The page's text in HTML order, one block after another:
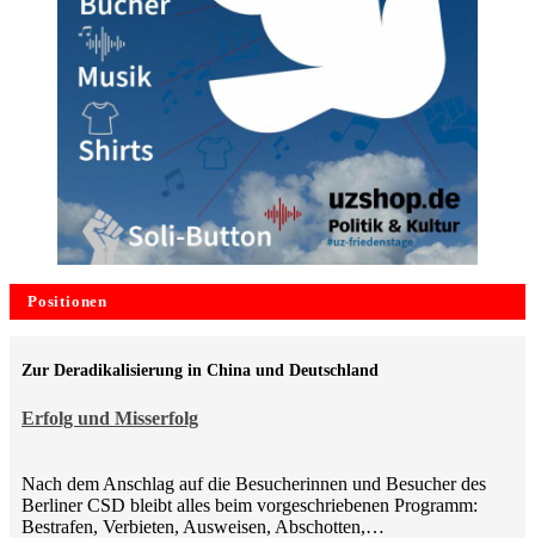
Positionen
Erfolg und Misserfolg
Zur Deradikalisierung in China und Deutschland
Nach dem Anschlag auf die Besucherinnen und Besucher des
Berliner CSD bleibt alles beim vorgeschriebenen Programm:
Bestrafen, Verbieten, Ausweisen, Abschotten,…